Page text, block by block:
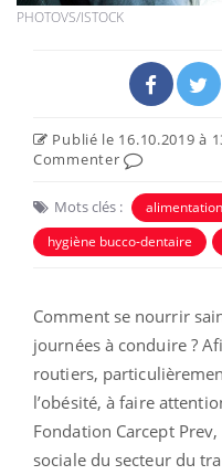
PHOTOVS/ISTOCK
Publié le 16.10.2019 à
Commenter
Mots clés : alimentation
hygiène bucco-dentaire
Comment se nourrir
journées à conduire ?
routiers,
l’obésité, à faire
Fondation Carcept
sociale du secteur du